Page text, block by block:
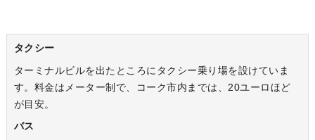
タクシー
ターミナルビルを出たところにタクシー乗り場を設けていま
す。料金はメーター制で、コーク市内までは、20ユーロほど
が目安。
バス